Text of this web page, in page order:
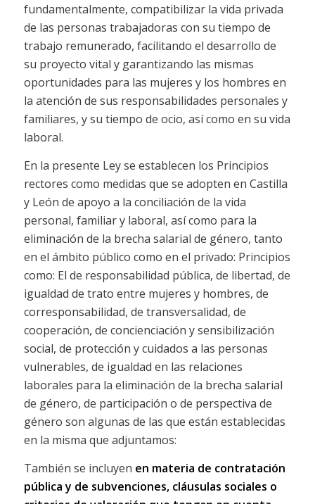
fundamentalmente, compatibilizar la vida privada
de las personas trabajadoras con su tiempo de
trabajo remunerado, facilitando el desarrollo de
su proyecto vital y garantizando las mismas
oportunidades para las mujeres y los hombres en
la atención de sus responsabilidades personales y
familiares, y su tiempo de ocio, así como en su vida
laboral.
En la presente Ley se establecen los Principios
rectores como medidas que se adopten en Castilla
y León de apoyo a la conciliación de la vida
personal, familiar y laboral, así como para la
eliminación de la brecha salarial de género, tanto
en el ámbito público como en el privado: Principios
como: El de responsabilidad pública, de libertad, de
igualdad de trato entre mujeres y hombres, de
corresponsabilidad, de transversalidad, de
cooperación, de concienciación y sensibilización
social, de protección y cuidados a las personas
vulnerables, de igualdad en las relaciones
laborales para la eliminación de la brecha salarial
de género, de participación o de perspectiva de
género son algunas de las que están establecidas
en la misma que adjuntamos:
También se incluyen en materia de contratación
pública y de subvenciones, cláusulas sociales o